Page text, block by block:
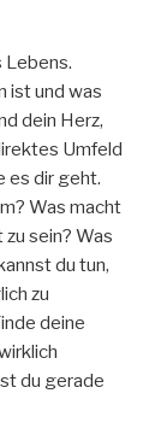
Lebens.
ist und was
dein Herz,
Umfeld
es dir geht.
Was macht
sein? Was
du tun,
zu
deine
du gerade